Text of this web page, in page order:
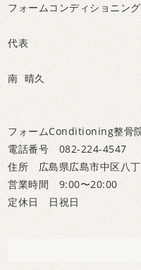
フォームコンディショニン
代表
南 晴久
フォームConditioning整骨
電話番号 082-224-4547
住所 広島県広島市中区八
営業時間 9:00〜20:00
定休日 日祝日